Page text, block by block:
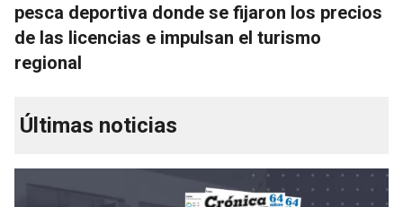
pesca deportiva donde se fijaron los precios
de las licencias e impulsan el turismo
regional
Últimas noticias